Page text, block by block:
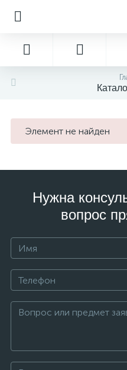
Элемент не найден
Нужна
вопрос